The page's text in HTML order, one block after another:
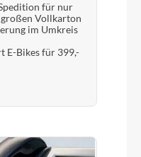
für nur
Vollkarton
im Umkreis
E-Bikes für 399,-